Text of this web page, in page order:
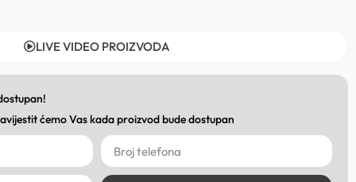
LIVE VIDEO PROIZVODA
ćemo Vas kada proizvod bude dostupan